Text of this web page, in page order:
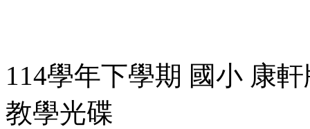
114學年下學期 國小 康
教學光碟